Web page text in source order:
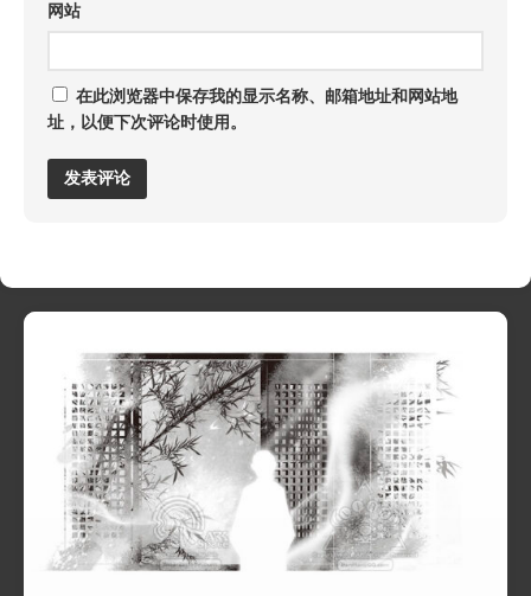
网站
在此浏览器中保存我的显示名称、邮箱地址和网站地
址，以便下次评论时使用。